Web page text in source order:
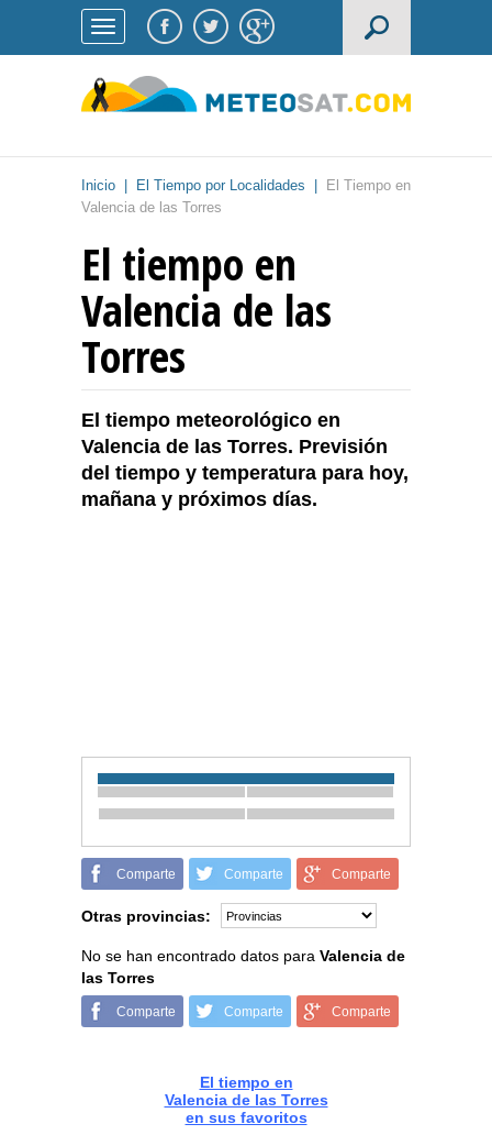
Inicio El Tiempo por Localidades
El Tiempo en
Valencia de las Torres
El tiempo en
Valencia de las
Torres
El tiempo meteorológico en
Valencia de las Torres. Previsión
del tiempo y temperatura para hoy,
mañana y próximos días.
Comparte Comparte Comparte
Otras provincias:
No se han encontrado datos para Valencia de
las Torres
Comparte Comparte Comparte
El tiempo en
Valencia de las Torres
en sus favoritos